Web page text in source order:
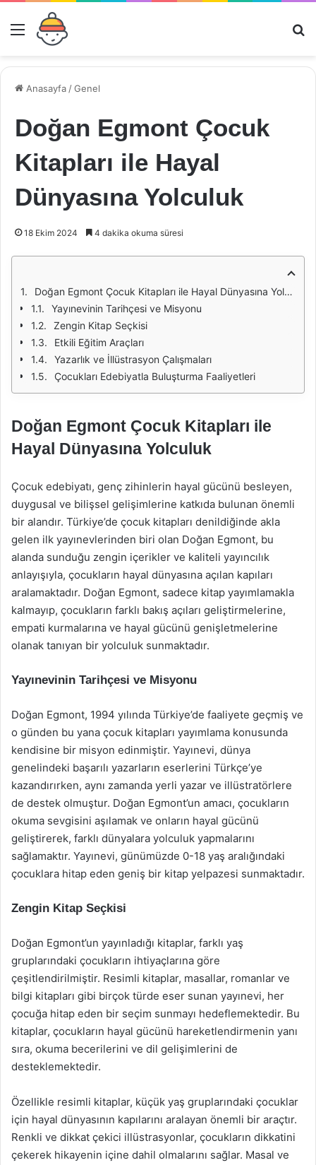
Menü
Anasayfa /Genel
Doğan Egmont Çocuk
Kitapları ile Hayal
Dünyasına Yolculuk
18 Ekim 2024 4 dakika okuma süresi
Doğan Egmont Çocuk Kitapları ile Hayal Dünyasına Yolculuk
Yayınevinin Tarihçesi ve Misyonu
Zengin Kitap Seçkisi
Etkili Eğitim Araçları
Yazarlık ve İllüstrasyon Çalışmaları
Çocukları Edebiyatla Buluşturma Faaliyetleri
Doğan Egmont Çocuk Kitapları ile
Hayal Dünyasına Yolculuk
Çocuk edebiyatı, genç zihinlerin hayal gücünü besleyen,
duygusal ve bilişsel gelişimlerine katkıda bulunan önemli
bir alandır. Türkiye’de çocuk kitapları denildiğinde akla
gelen ilk yayınevlerinden biri olan Doğan Egmont, bu
alanda sunduğu zengin içerikler ve kaliteli yayıncılık
anlayışıyla, çocukların hayal dünyasına açılan kapıları
aralamaktadır. Doğan Egmont, sadece kitap yayımlamakla
kalmayıp, çocukların farklı bakış açıları geliştirmelerine,
empati kurmalarına ve hayal gücünü genişletmelerine
olanak tanıyan bir yolculuk sunmaktadır.
Yayınevinin Tarihçesi ve Misyonu
Doğan Egmont, 1994 yılında Türkiye’de faaliyete geçmiş ve
o günden bu yana çocuk kitapları yayımlama konusunda
kendisine bir misyon edinmiştir. Yayınevi, dünya
genelindeki başarılı yazarların eserlerini Türkçe’ye
kazandırırken, aynı zamanda yerli yazar ve illüstratörlere
de destek olmuştur. Doğan Egmont’un amacı, çocukların
okuma sevgisini aşılamak ve onların hayal gücünü
geliştirerek, farklı dünyalara yolculuk yapmalarını
sağlamaktır. Yayınevi, günümüzde 0-18 yaş aralığındaki
çocuklara hitap eden geniş bir kitap yelpazesi sunmaktadır.
Zengin Kitap Seçkisi
Doğan Egmont’un yayınladığı kitaplar, farklı yaş
gruplarındaki çocukların ihtiyaçlarına göre
çeşitlendirilmiştir. Resimli kitaplar, masallar, romanlar ve
bilgi kitapları gibi birçok türde eser sunan yayınevi, her
çocuğa hitap eden bir seçim sunmayı hedeflemektedir. Bu
kitaplar, çocukların hayal gücünü hareketlendirmenin yanı
sıra, okuma becerilerini ve dil gelişimlerini de
desteklemektedir.
Özellikle resimli kitaplar, küçük yaş gruplarındaki çocuklar
için hayal dünyasının kapılarını aralayan önemli bir araçtır.
Renkli ve dikkat çekici illüstrasyonlar, çocukların dikkatini
çekerek hikayenin içine dahil olmalarını sağlar. Masal ve